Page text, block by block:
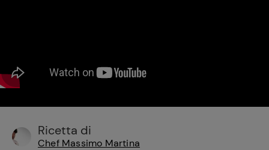
ricetta
il
Ricetta di
Chef Massimo Martina